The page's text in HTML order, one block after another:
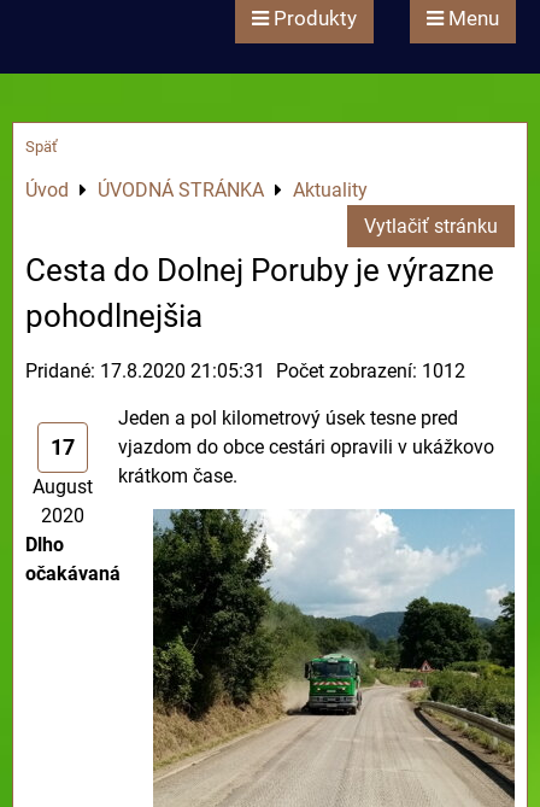
Produkty Menu
Späť
Úvod ÚVODNÁ STRÁNKA
Aktuality
Vytlačiť stránku
Cesta do Dolnej Poruby je výrazne
pohodlnejšia
Pridané: 17.8.2020 21:05:31 Počet zobrazení: 1012
17
August
2020
Jeden a pol kilometrový úsek tesne pred
vjazdom do obce cestári opravili v ukážkovo
krátkom čase.
Dlho
očakávaná